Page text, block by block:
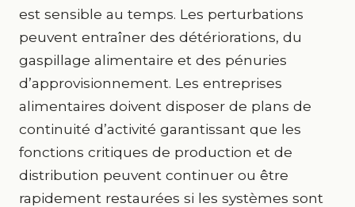
est sensible au temps. Les perturbations
peuvent entraîner des détériorations, du
gaspillage alimentaire et des pénuries
d’approvisionnement. Les entreprises
alimentaires doivent disposer de plans de
continuité d’activité garantissant que les
fonctions critiques de production et de
distribution peuvent continuer ou être
rapidement restaurées si les systèmes sont